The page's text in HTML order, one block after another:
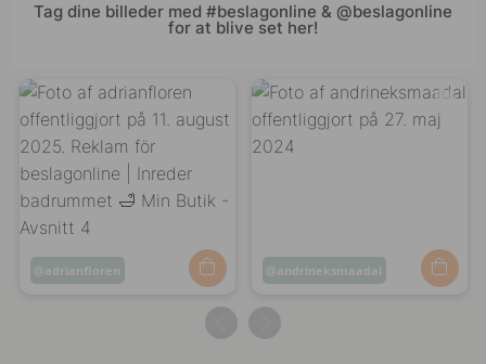
Tag dine billeder med #beslagonline & @beslagonline
for at blive set her!
Opslag
adrianfloren
Opslag
af
andrineksmaadal